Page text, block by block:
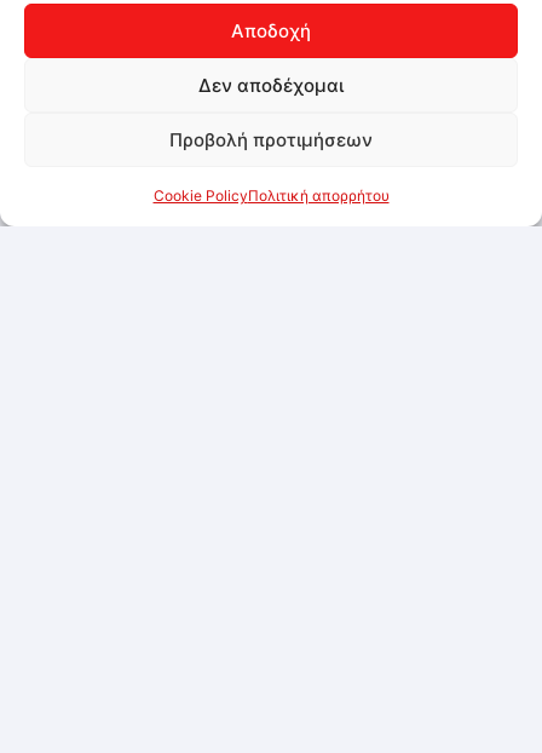
Αποδοχή
Δεν αποδέχομαι
Προβολή προτιμήσεων
Cookie PolicyΠολιτική απορρήτου